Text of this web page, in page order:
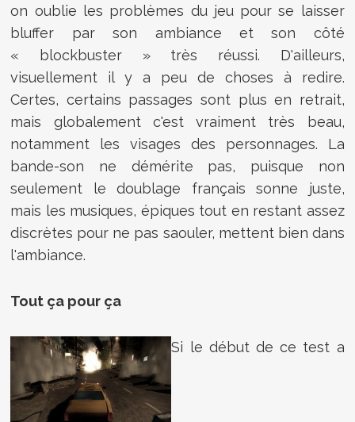
on oublie les problèmes du jeu pour se laisser
bluffer par son ambiance et son côté
« blockbuster » très réussi. D'ailleurs,
visuellement il y a peu de choses à redire.
Certes, certains passages sont plus en retrait,
mais globalement c'est vraiment très beau,
notamment les visages des personnages. La
bande-son ne démérite pas, puisque non
seulement le doublage français sonne juste,
mais les musiques, épiques tout en restant assez
discrètes pour ne pas saouler, mettent bien dans
l'ambiance.
Tout ça pour ça
Si le début de ce test a